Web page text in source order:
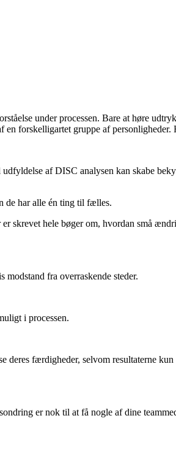
under processen. Bare at høre
forskelligartet gruppe af personligheder.
af DISC analysen kan skabe
de har alle én ting til fælles.
skrevet hele bøger om, hvordan små
fra overraskende steder.
i processen.
færdigheder, selvom resultaterne kun
er nok til at få nogle af dine